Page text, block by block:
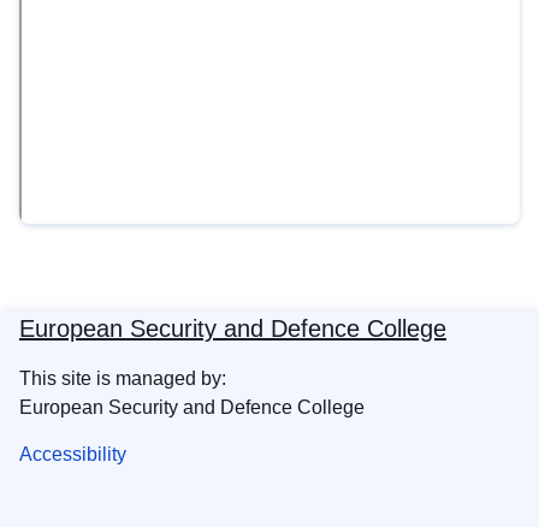
European Security and Defence College
This site is managed by:
European Security and Defence College
Accessibility